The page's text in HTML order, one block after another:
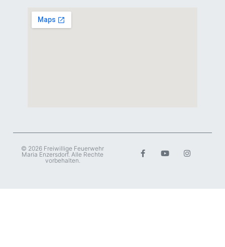
© 2026 Freiwillige Feuerwehr
Maria Enzersdorf. Alle Rechte
vorbehalten.